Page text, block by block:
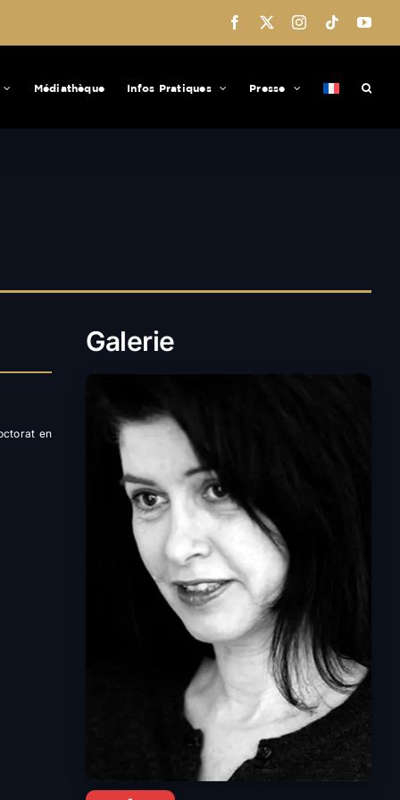
Facebook Instagram
Tiktok
Médiathèque Infos Pratiques Presse
en
Galerie